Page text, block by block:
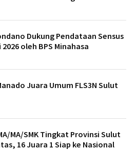
Dukung Pendataan Sensus
oleh BPS Minahasa
Juara Umum FLS3N Sulut
MA/SMK Tingkat Provinsi Sulut
16 Juara 1 Siap ke Nasional